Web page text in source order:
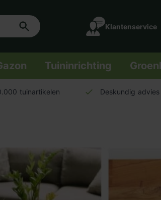
Klantenservice
Tuininrichting
tuinartikelen Deskundig